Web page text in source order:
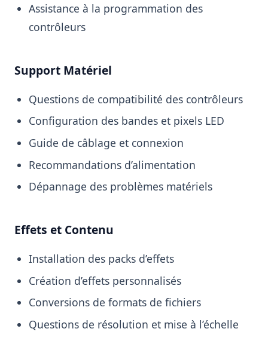
Assistance à la programmation des
contrôleurs
Support Matériel
Questions de compatibilité des contrôleurs
Configuration des bandes et pixels LED
Guide de câblage et connexion
Recommandations d’alimentation
Dépannage des problèmes matériels
Effets et Contenu
Installation des packs d’effets
Création d’effets personnalisés
Conversions de formats de fichiers
Questions de résolution et mise à l’échelle